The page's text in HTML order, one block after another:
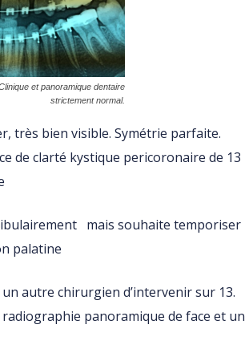
et panoramique dentaire
strictement normal.
très bien visible. Symétrie parfaite.
de clarté kystique pericoronaire de 13
mais souhaite temporiser
palatine
autre chirurgien d’intervenir sur 13.
panoramique de face et un